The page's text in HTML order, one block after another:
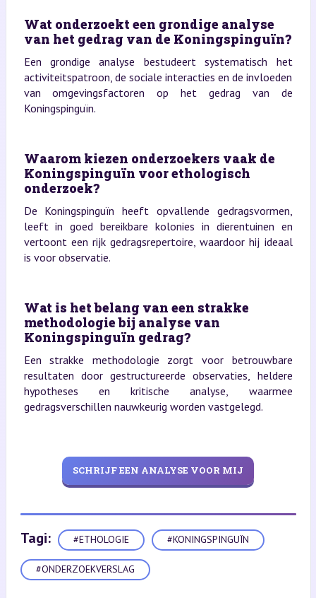
Wat onderzoekt een grondige analyse
van het gedrag van de Koningspinguïn?
Een grondige analyse bestudeert systematisch het
activiteitspatroon, de sociale interacties en de invloeden
van omgevingsfactoren op het gedrag van de
Koningspinguïn.
Waarom kiezen onderzoekers vaak de
Koningspinguïn voor ethologisch
onderzoek?
De Koningspinguïn heeft opvallende gedragsvormen,
leeft in goed bereikbare kolonies in dierentuinen en
vertoont een rijk gedragsrepertoire, waardoor hij ideaal
is voor observatie.
Wat is het belang van een strakke
methodologie bij analyse van
Koningspinguïn gedrag?
Een strakke methodologie zorgt voor betrouwbare
resultaten door gestructureerde observaties, heldere
hypotheses en kritische analyse, waarmee
gedragsverschillen nauwkeurig worden vastgelegd.
SCHRIJF EEN ANALYSE VOOR MIJ
Tagi: #ETHOLOGIE #KONINGSPINGUÏN
#ONDERZOEKVERSLAG